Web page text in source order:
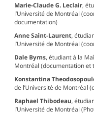
Marie-Claude G. Leclair,
l’Université de Montréal
documentation)
Anne Saint-Laurent,
l’Université de Montréal
Dale Byrns, étudiant à la
Montréal (documentation et
Konstantina
de l’Université de Montréal
Raphael Thibodeau,
l’Université de Montréal